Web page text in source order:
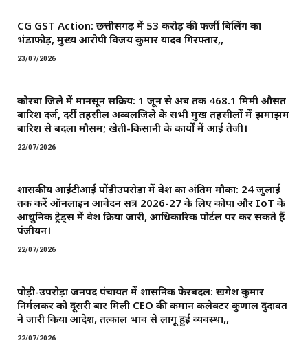
CG GST Action: छत्तीसगढ़ में 53 करोड़ की फर्जी बिलिंग का
भंडाफोड़, मुख्य आरोपी विजय कुमार यादव गिरफ्तार,,
23/07/2026
कोरबा जिले में मानसून सक्रिय: 1 जून से अब तक 468.1 मिमी औसत
बारिश दर्ज, दर्री तहसील अव्वलजिले के सभी प्रमुख तहसीलों में झमाझम
बारिश से बदला मौसम; खेती-किसानी के कार्यों में आई तेजी।
22/07/2026
शासकीय आईटीआई पोंड़ीउपरोड़ा में प्रवेश का अंतिम मौका: 24 जुलाई
तक करें ऑनलाइन आवेदन सत्र 2026-27 के लिए कोपा और IoT के
आधुनिक ट्रेड्स में प्रवेश प्रक्रिया जारी, आधिकारिक पोर्टल पर कर सकते हैं
पंजीयन।
22/07/2026
पोड़ी-उपरोड़ा जनपद पंचायत में प्रशासनिक फेरबदल: खगेश कुमार
निर्मलकर को दूसरी बार मिली CEO की कमान ​कलेक्टर कुणाल दुदावत
ने जारी किया आदेश, तत्काल प्रभाव से लागू हुई व्यवस्था,,
22/07/2026